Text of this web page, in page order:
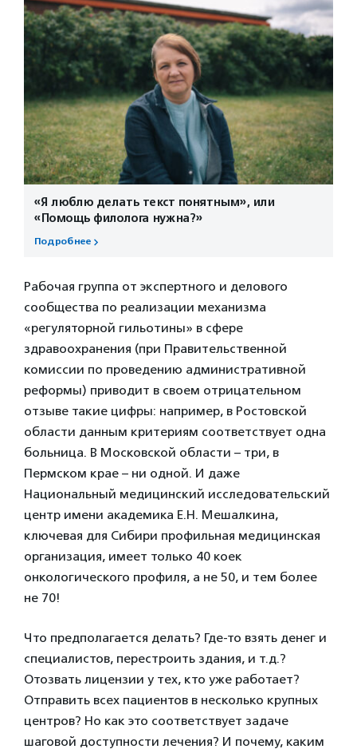
«Я люблю делать текст понятным», или
«Помощь филолога нужна?»
Подробнее
Рабочая группа от экспертного и делового
сообщества по реализации механизма
«регуляторной гильотины» в сфере
здравоохранения (при Правительственной
комиссии по проведению административной
реформы) приводит в своем отрицательном
отзыве такие цифры: например, в Ростовской
области данным критериям соответствует одна
больница. В Московской области – три, в
Пермском крае – ни одной. И даже
Национальный медицинский исследовательский
центр имени академика Е.Н. Мешалкина,
ключевая для Сибири профильная медицинская
организация, имеет только 40 коек
онкологического профиля, а не 50, и тем более
не 70!
Что предполагается делать? Где-то взять денег и
специалистов, перестроить здания, и т.д.?
Отозвать лицензии у тех, кто уже работает?
Отправить всех пациентов в несколько крупных
центров? Но как это соответствует задаче
шаговой доступности лечения? И почему, каким